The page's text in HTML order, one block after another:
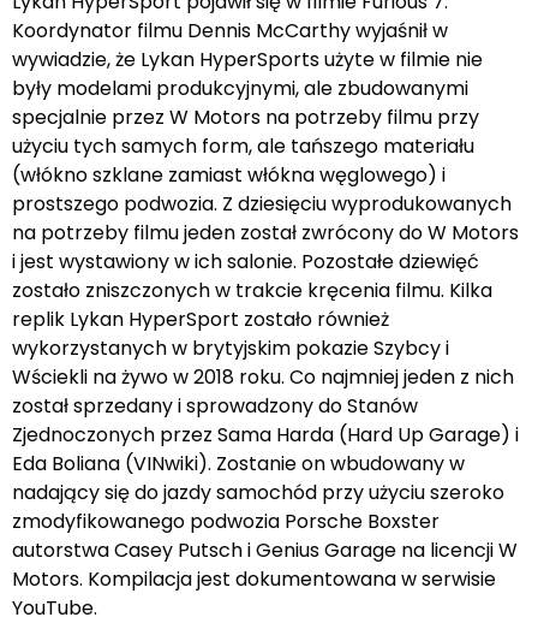
Koordynator filmu Dennis McCarthy wyjaśnił w
wywiadzie, że Lykan HyperSports użyte w filmie nie
były modelami produkcyjnymi, ale zbudowanymi
specjalnie przez W Motors na potrzeby filmu przy
użyciu tych samych form, ale tańszego materiału
(włókno szklane zamiast włókna węglowego) i
prostszego podwozia. Z dziesięciu wyprodukowanych
na potrzeby filmu jeden został zwrócony do W Motors
i jest wystawiony w ich salonie. Pozostałe dziewięć
zostało zniszczonych w trakcie kręcenia filmu. Kilka
replik Lykan HyperSport zostało również
wykorzystanych w brytyjskim pokazie Szybcy i
Wściekli na żywo w 2018 roku. Co najmniej jeden z nich
został sprzedany i sprowadzony do Stanów
Zjednoczonych przez Sama Harda (Hard Up Garage) i
Eda Boliana (VINwiki). Zostanie on wbudowany w
nadający się do jazdy samochód przy użyciu szeroko
zmodyfikowanego podwozia Porsche Boxster
autorstwa Casey Putsch i Genius Garage na licencji W
Motors. Kompilacja jest dokumentowana w serwisie
YouTube.